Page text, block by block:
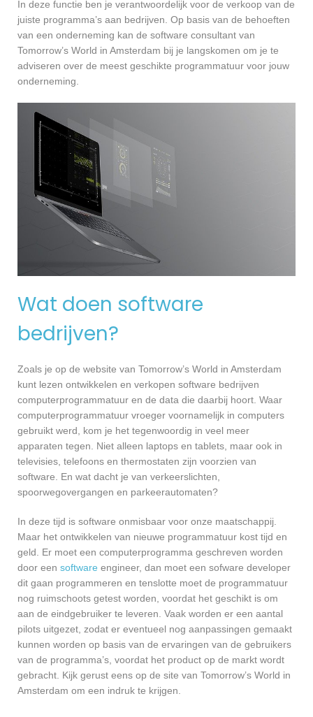
In deze functie ben je verantwoordelijk voor de verkoop van de
juiste programma’s aan bedrijven. Op basis van de behoeften
van een onderneming kan de software consultant van
Tomorrow’s World in Amsterdam bij je langskomen om je te
adviseren over de meest geschikte programmatuur voor jouw
onderneming.
Wat doen software
bedrijven?
Zoals je op de website van Tomorrow’s World in Amsterdam
kunt lezen ontwikkelen en verkopen software bedrijven
computerprogrammatuur en de data die daarbij hoort. Waar
computerprogrammatuur vroeger voornamelijk in computers
gebruikt werd, kom je het tegenwoordig in veel meer
apparaten tegen. Niet alleen laptops en tablets, maar ook in
televisies, telefoons en thermostaten zijn voorzien van
software. En wat dacht je van verkeerslichten,
spoorwegovergangen en parkeerautomaten?
In deze tijd is software onmisbaar voor onze maatschappij.
Maar het ontwikkelen van nieuwe programmatuur kost tijd en
geld. Er moet een computerprogramma geschreven worden
door een software engineer, dan moet een sofware developer
dit gaan programmeren en tenslotte moet de programmatuur
nog ruimschoots getest worden, voordat het geschikt is om
aan de eindgebruiker te leveren. Vaak worden er een aantal
pilots uitgezet, zodat er eventueel nog aanpassingen gemaakt
kunnen worden op basis van de ervaringen van de gebruikers
van de programma’s, voordat het product op de markt wordt
gebracht. Kijk gerust eens op de site van Tomorrow’s World in
Amsterdam om een indruk te krijgen.